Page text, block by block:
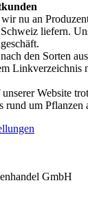
nu an
liefern.
den Sorten
Linkverzeichnis
Website
rund um Pflanzen
GmbH